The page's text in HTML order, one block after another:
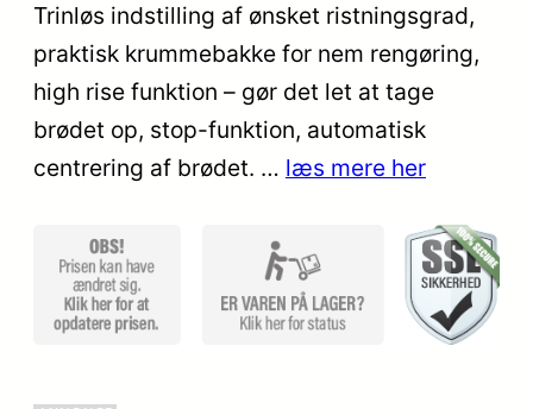
baseret på
kundebedø
Trinløs indstilling af ønsket ristningsgrad,
praktisk krummebakke for nem rengøring,
high rise funktion – gør det let at tage
brødet op, stop-funktion, automatisk
centrering af brødet. … læs mere her